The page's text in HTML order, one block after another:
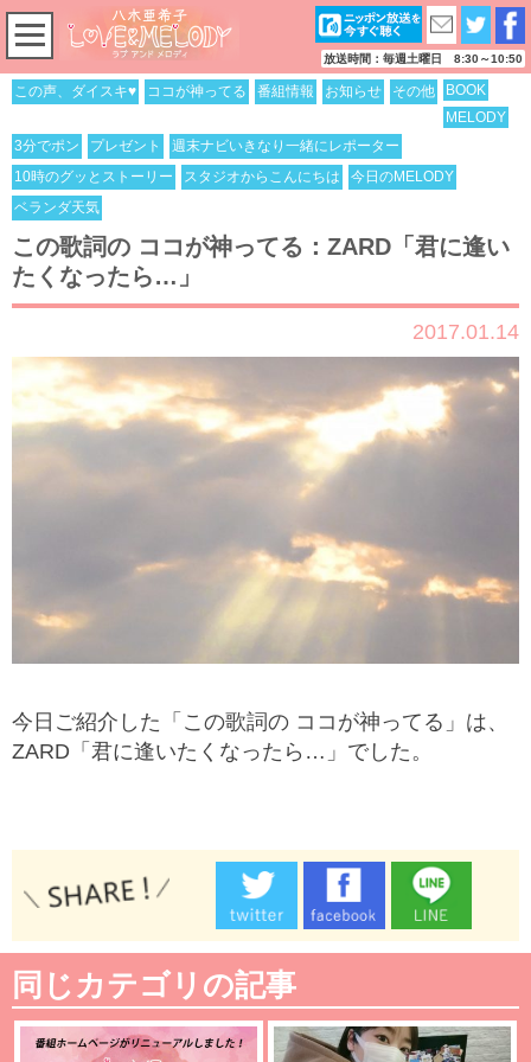
放送時間：毎週土曜日 8:30～10:50
この声、ダイスキ♥ ココが神ってる 番組情報 お知らせ その他
BOOK
MELODY
3分でポン
プレゼント
週末ナビいきなり一緒にレポーター
10時のグッとストーリー
スタジオからこんにちは
今日のMELODY
ベランダ天気
この歌詞の ココが神ってる：ZARD「君に逢い
たくなったら…」
2017.01.14
今日ご紹介した「この歌詞の ココが神ってる」は、
ZARD「君に逢いたくなったら…」でした。
同じカテゴリの記事